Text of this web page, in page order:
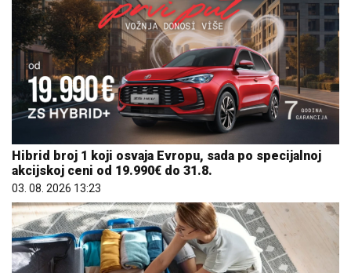
Hibrid broj 1 koji osvaja Evropu, sada po specijalnoj
akcijskoj ceni od 19.990€ do 31.8.
03. 08. 2026 13:23